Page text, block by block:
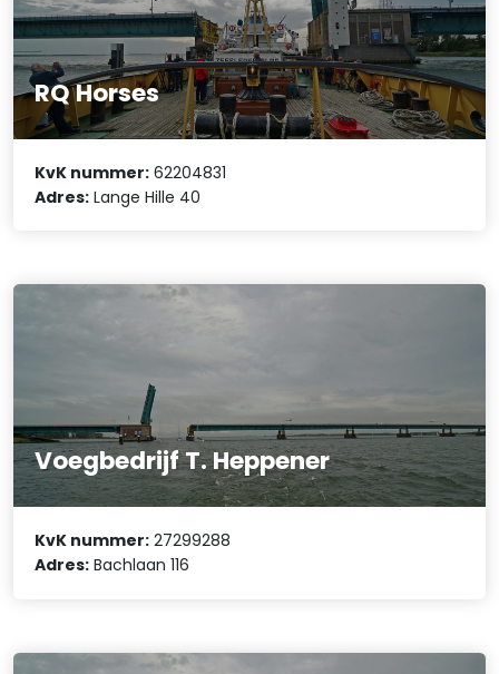
RQ Horses
KvK nummer: 62204831
Adres: Lange Hille 40
Voegbedrijf T. Heppener
KvK nummer: 27299288
Adres: Bachlaan 116